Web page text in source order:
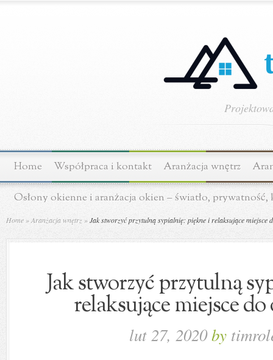
Home Współpraca i kontakt Aranżacja wnętrz
Osłony okienne i aranżacja okien – światło,
Home »Aranżacja wnętrz »Jak stworzyć przytulną sypialnię: piękne i relaksujące miejsce
Jak stworzyć przytulną
relaksujące miejsce
lut 27, 2020by